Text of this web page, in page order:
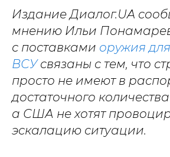
Издание Диалог.UA
мнению Ильи
с поставками оружия для
ВСУсвязаны с тем, что
просто не имеют в
достаточного
а США не хотят
эскалацию ситуации.